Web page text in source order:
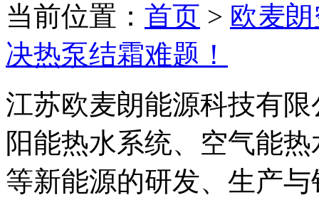
当前位置： 首页 > 欧麦
决热泵结霜难题！
江苏欧麦朗能源科技有
阳能热水系统、空气能
等新能源的研发、生产